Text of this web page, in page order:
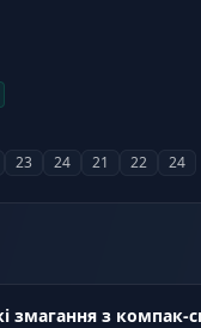
23 24 21 22 24
змагання з компак-